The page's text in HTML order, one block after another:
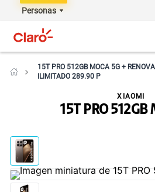
Personas
15T PRO 512GB MOCA 5G +
ILIMITADO 289.90 P
15T PRO 512GB
XIAOMI